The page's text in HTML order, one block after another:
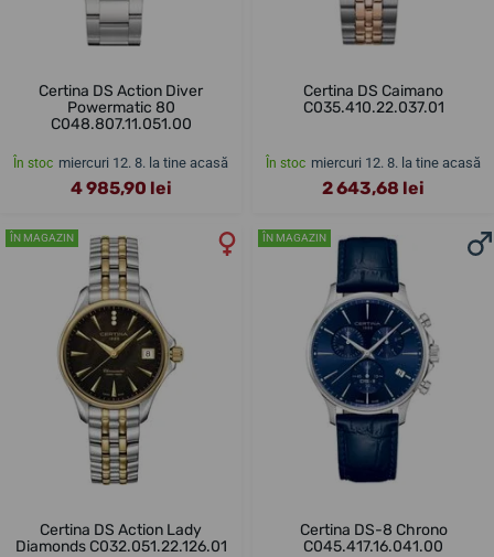
Certina DS Action Diver
Powermatic 80
C048.807.11.051.00
În stoc miercuri 12. 8. la tine acasă
4 985,90 lei
Certina DS Caimano
C035.410.22.037.01
În stoc miercuri 12. 8. la tine acasă
2 643,68 lei
ÎN MAGAZIN
Certina DS Action Lady
Diamonds C032.051.22.126.01
ÎN MAGAZIN
Certina DS-8 Chrono
C045.417.16.041.00